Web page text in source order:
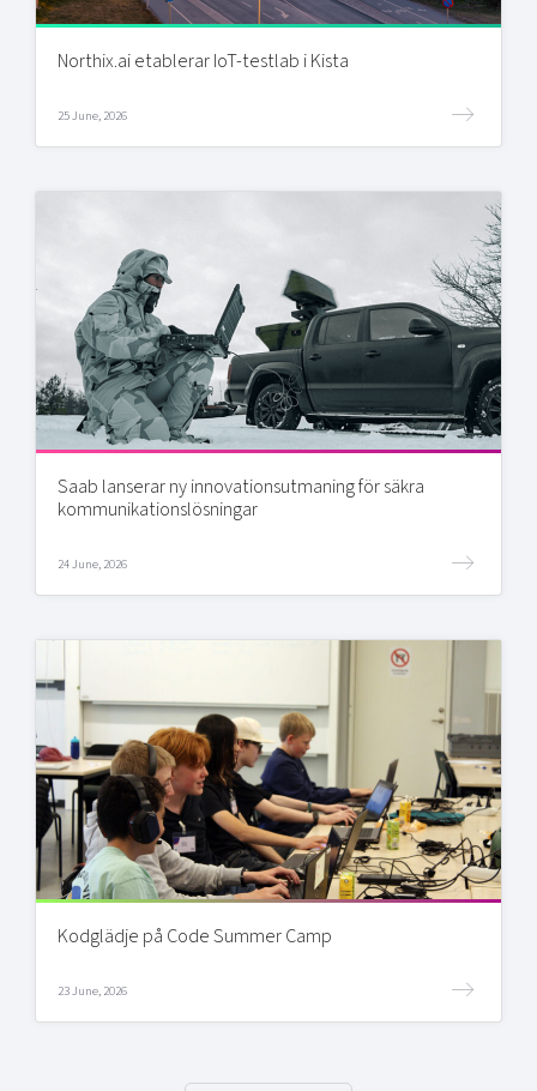
Northix.ai etablerar IoT-testlab i Kista
25 June, 2026
Saab lanserar ny innovationsutmaning för säkra
kommunikationslösningar
24 June, 2026
Kodglädje på Code Summer Camp
23 June, 2026